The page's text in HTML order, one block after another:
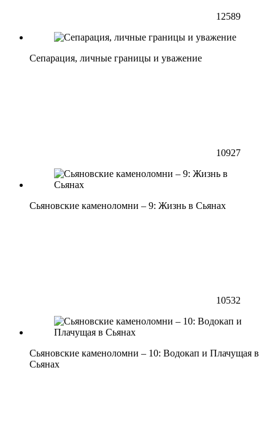
12589
Сепарация, личные границы и уважение
10927
Сьяновские каменоломни – 9: Жизнь в Сьянах
10532
Сьяновские каменоломни – 10: Водокап и Плачущая в
Сьянах